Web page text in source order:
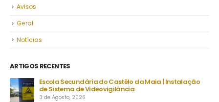
Avisos
Geral
Notícias
ARTIGOS RECENTES
Escola Secundária do Castêlo da Maia | Instalação
de Sistema de Videovigilância
3 de Agosto, 2026